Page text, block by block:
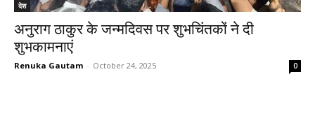
देश
अनुराग ठाकुर के जन्मदिवस पर शुभचिंतकों ने दी
शुभकामनाएं
Renuka Gautam - October 24, 2025 0